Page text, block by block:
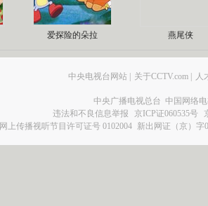
爱探险的朵拉 燕尾侠
中央电视台网站 关于CCTV.com 人
中央广播电视总台 中国网络
违法和不良信息举报
京ICP证060535号
网上传播视听节目许可证号 0102004 新出网证（京）